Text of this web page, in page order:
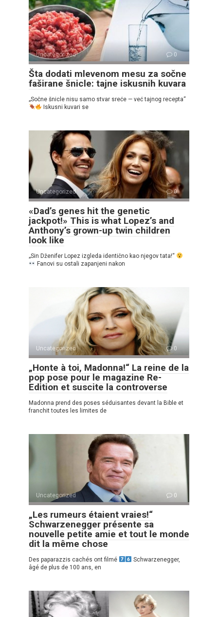
Uncategorized 0
Šta dodati mlevenom mesu za sočne
faširane šnicle: tajne iskusnih kuvara
„Sočne šnicle nisu samo stvar sreće — već tajnog recepta“
Iskusni kuvari se
Uncategorized 0
«Dad’s genes hit the genetic
jackpot!» This is what Lopez’s and
Anthony’s grown-up twin children
look like
„Sin Dženifer Lopez izgleda identično kao njegov tata!“
Fanovi su ostali zapanjeni nakon
Uncategorized 0
„Honte à toi, Madonna!“ La reine de la
pop pose pour le magazine Re-
Edition et suscite la controverse
Madonna prend des poses séduisantes devant la Bible et
franchit toutes les limites de
Uncategorized 0
„Les rumeurs étaient vraies!“
Schwarzenegger présente sa
nouvelle petite amie et tout le monde
dit la même chose
Des paparazzis cachés ont filmé
Schwarzenegger,
âgé de plus de 100 ans, en